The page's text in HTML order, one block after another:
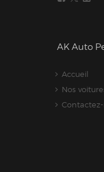
AK Auto
Accueil
Nos